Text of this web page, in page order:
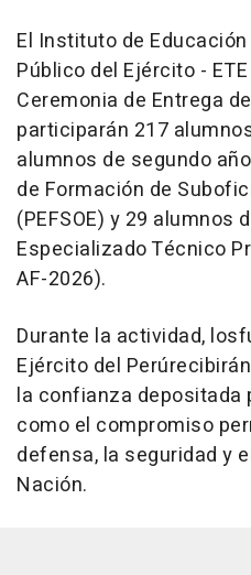
El Instituto de
Público del Ejército -
Ceremonia de Entrega
participarán 217
alumnos de segundo
de Formación de
(PEFSOE) y 29 alumnos
Especializado Técnico
AF-2026).
Durante la actividad,
Ejército del
la confianza depositada
como el compromiso
defensa, la seguridad y
Nación.